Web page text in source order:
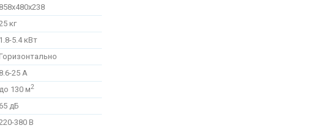
858x480x238
кг
1.8-5.4 кВт
Горизонтально
8.6-25 А
до 130 м2
65 дБ
380 В